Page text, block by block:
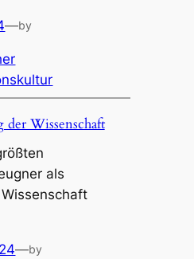
—by
Wissenschaft
als
—by